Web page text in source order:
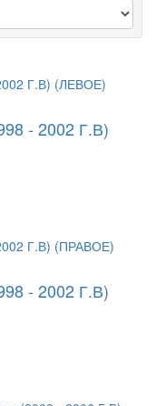
- 2002 Г.В)
- 2002 Г.В)